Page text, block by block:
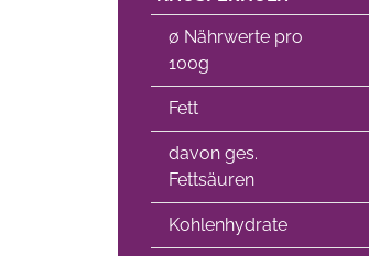
∅ Nährwerte pro
100g
Fett
davon ges.
Fettsäuren
Kohlenhydrate